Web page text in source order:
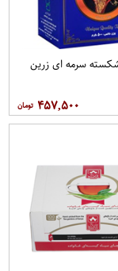
سرمه ای زرین
۴۵۷,۵۰۰